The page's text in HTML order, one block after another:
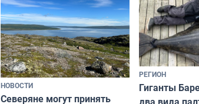
НОВОСТИ
Северяне могут принять
РЕГИОН
Гиганты